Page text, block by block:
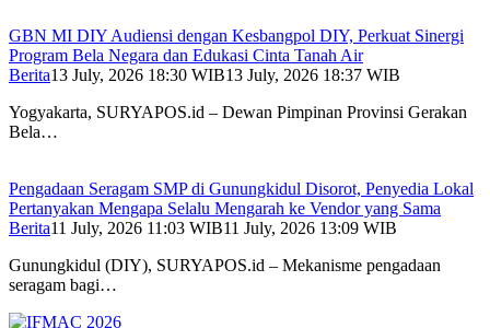
GBN MI DIY Audiensi dengan Kesbangpol DIY, Perkuat Sinergi
Program Bela Negara dan Edukasi Cinta Tanah Air
Berita13 July, 2026 18:30 WIB13 July, 2026 18:37 WIB
Yogyakarta, SURYAPOS.id – Dewan Pimpinan Provinsi Gerakan
Bela…
Pengadaan Seragam SMP di Gunungkidul Disorot, Penyedia Lokal
Pertanyakan Mengapa Selalu Mengarah ke Vendor yang Sama
Berita11 July, 2026 11:03 WIB11 July, 2026 13:09 WIB
Gunungkidul (DIY), SURYAPOS.id – Mekanisme pengadaan
seragam bagi…